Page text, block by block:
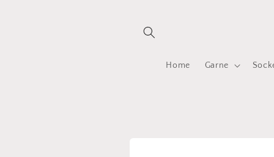
Home Garne